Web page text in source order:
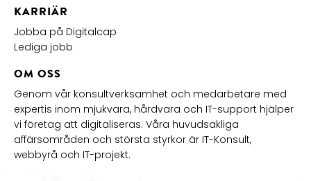
OM OSS
Genom vår konsultverksamhet och medarbetare med
expertis inom mjukvara, hårdvara och IT-support hjälper
vi företag att digitaliseras. Våra huvudsakliga
affärsområden och största styrkor är IT-Konsult,
webbyrå och IT-projekt.
KARRIÄR
Jobba på Digitalcap
Lediga jobb